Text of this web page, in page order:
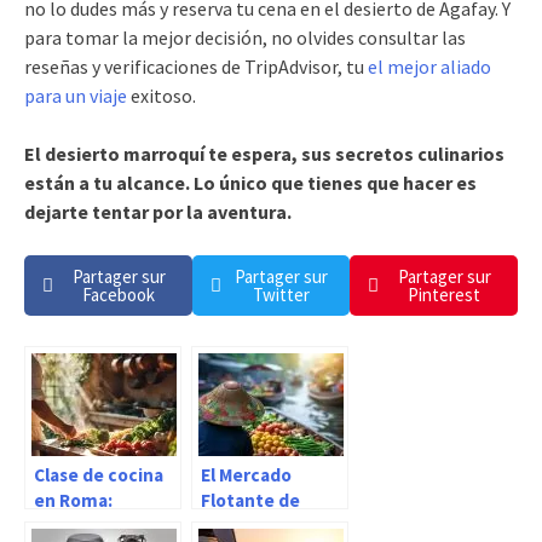
no lo dudes más y reserva tu cena en el desierto de Agafay. Y
para tomar la mejor decisión, no olvides consultar las
reseñas y verificaciones de TripAdvisor, tu el mejor aliado
para un viaje exitoso.
El desierto marroquí te espera, sus secretos culinarios
están a tu alcance. Lo único que tienes que hacer es
dejarte tentar por la aventura.
Partager sur
Facebook
Partager sur
Twitter
Partager sur
Pinterest
Clase de cocina
en Roma:
aprenda los
El Mercado
Flotante de
Bangkok: Un